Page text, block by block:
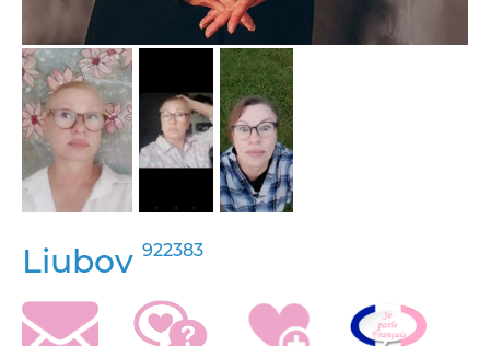
Liubov 922383